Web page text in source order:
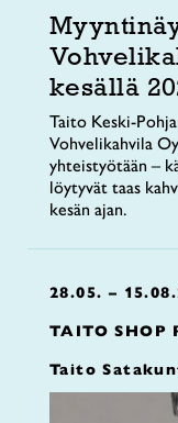
kesällä
Taito Keski-
Vohvelikahvila
yhteistyötään –
löytyvät taas
kesän ajan.
28.05. –
TAITO SHOP
Taito